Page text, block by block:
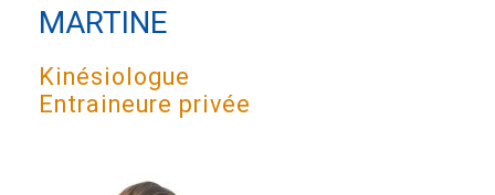
MARTINE
Kinésiologue
Entraineure privée